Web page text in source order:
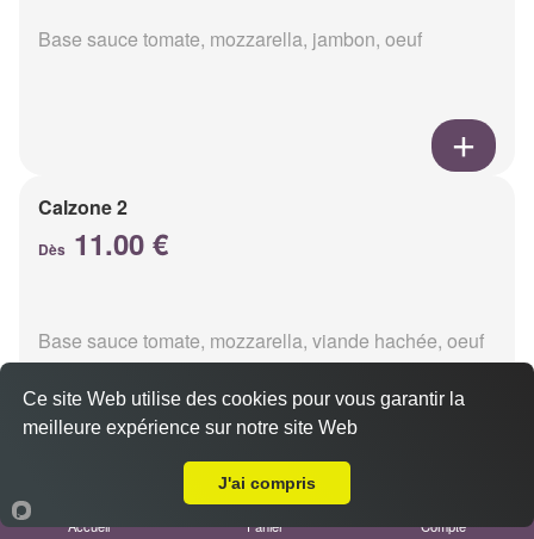
Base sauce tomate, mozzarella, jambon, oeuf
Calzone 2
Dès 11.00 €
Base sauce tomate, mozzarella, viande hachée, oeuf
Accueil Panier Compte
Ce site Web utilise des cookies pour vous garantir la
meilleure expérience sur notre site Web
J'ai compris